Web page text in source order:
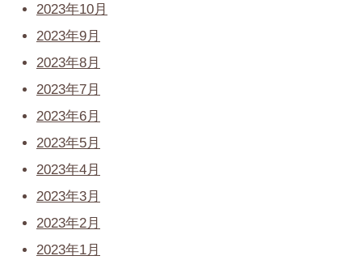
2023年10月
2023年9月
2023年8月
2023年7月
2023年6月
2023年5月
2023年4月
2023年3月
2023年2月
2023年1月